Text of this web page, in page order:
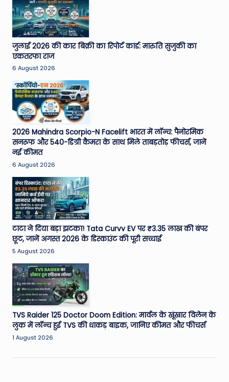
जुलाई 2026 की कार बिक्री का रिपोर्ट कार्ड: मारुति सुजुकी का
एकतरफा राज
6 August 2026
2026 Mahindra Scorpio-N Facelift भारत में लॉन्च: पैनोरमिक
सनरूफ और 540-डिग्री कैमरा के साथ मिले ताबड़तोड़ फीचर्स, जानें
नई कीमत
6 August 2026
टाटा ने दिया बड़ा झटका! Tata Curvv EV पर ₹3.35 लाख की बंपर
छूट, जानें अगस्त 2026 के डिस्काउंट की पूरी सच्चाई
5 August 2026
TVS Raider 125 Doctor Doom Edition: मार्वल के खूंखार विलेन के
लुक में लॉन्च हुई TVS की धाकड़ बाइक, जानिए कीमत और फीचर्स
1 August 2026